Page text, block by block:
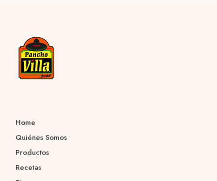
Home
Quiénes Somos
Productos
Recetas